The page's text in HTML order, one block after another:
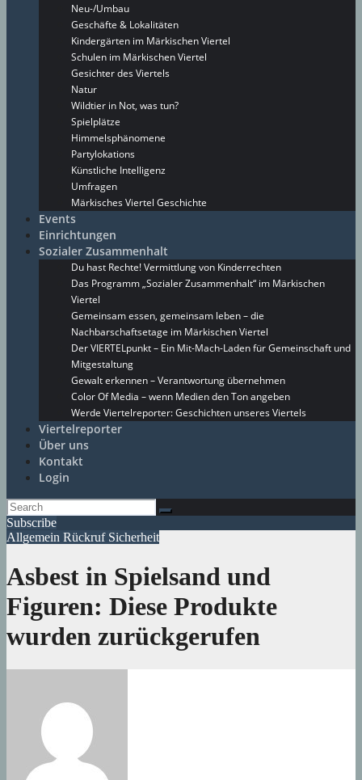
Neu-/Umbau
Geschäfte & Lokalitäten
Kindergärten im Märkischen Viertel
Schulen im Märkischen Viertel
Gesichter des Viertels
Natur
Wildtier in Not, was tun?
Spielplätze
Himmelsphänomene
Partylokations
Künstliche Intelligenz
Umfragen
Märkisches Viertel Geschichte
Events
Einrichtungen
Sozialer Zusammenhalt
Du hast Rechte! Vermittlung von Kinderrechten
Das Programm „Sozialer Zusammenhalt“ im Märkischen
Viertel
Gemeinsam essen, gemeinsam leben – die
Nachbarschaftsetage im Märkischen Viertel
Der VIERTELpunkt – Ein Mit-Mach-Laden für Gemeinschaft und
Mitgestaltung
Gewalt erkennen – Verantwortung übernehmen
Color Of Media – wenn Medien den Ton angeben
Werde Viertelreporter: Geschichten unseres Viertels
Viertelreporter
Über uns
Kontakt
Login
Subscribe
Allgemein Rückruf Sicherheit
Asbest in Spielsand und
Figuren: Diese Produkte
wurden zurückgerufen